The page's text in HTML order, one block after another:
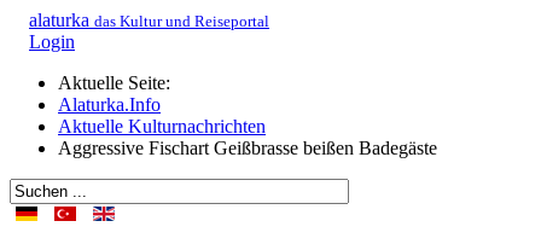
alaturka das Kultur und Reiseportal
Login
Aktuelle Seite:
Alaturka.Info
Aktuelle Kulturnachrichten
Aggressive Fischart Geißbrasse beißen Badegäste